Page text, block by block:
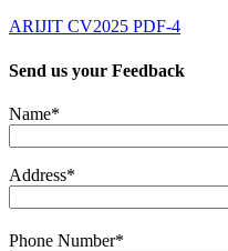
ARIJIT CV2025 PDF-4
Send us your Feedback
Name*
Address*
Phone Number*